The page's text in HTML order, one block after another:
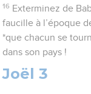
16 Exterminez de
faucille à l’époque
*que chacun se
dans son pays !
Joël 3